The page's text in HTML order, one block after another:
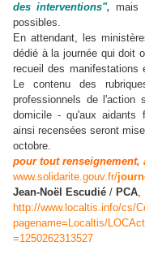
des interventions", mais
possibles.
En attendant, les
dédié à la journée qui doit
recueil des
Le contenu des
professionnels de l'action
domicile - qu'aux aidants
ainsi recensées seront
octobre.
pour tout
www.solidarite.gouv.fr/
Jean-Noël Escudié / PCA,
http://www.localtis.info/cs/
pagename=Localtis/
=1250262313527